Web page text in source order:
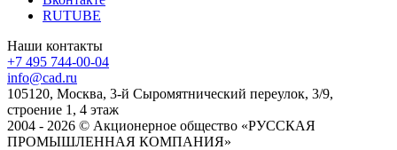
RUTUBE
Наши контакты
+7 495 744-00-04
info@cad.ru
105120, Москва, 3-й Сыромятнический переулок, 3/9,
строение 1, 4 этаж
2004 - 2026 © Акционерное общество «РУССКАЯ
ПРОМЫШЛЕННАЯ КОМПАНИЯ»